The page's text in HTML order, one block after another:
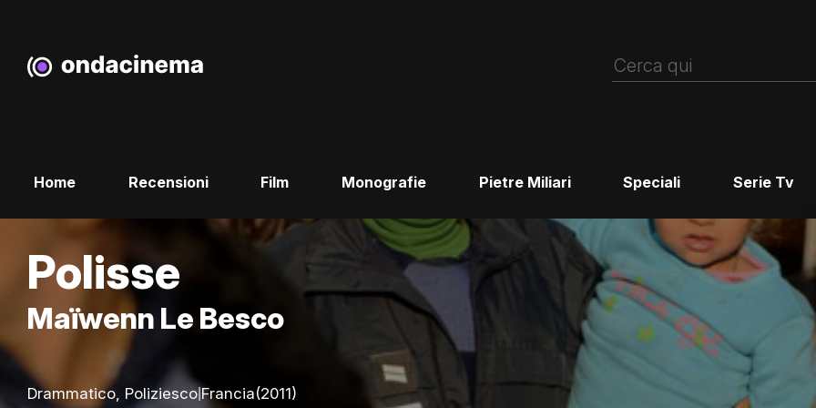
Home Recensioni Film Monografie Pietre Miliari Speciali Serie Tv
Polisse
Maïwenn Le Besco
Drammatico, Poliziesco|Francia(2011)